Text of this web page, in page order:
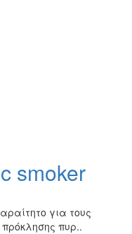
smoker
για τους
πυρ..